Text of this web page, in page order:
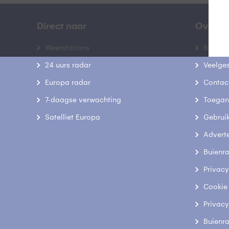
Direct naar
Weerstations
24 uurs radar
Europa radar
7-daagse verwachting
Satelliet Europa
Over